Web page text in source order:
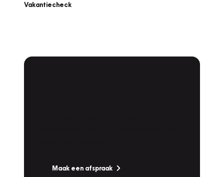
Vakantiecheck
Maak een afspraak